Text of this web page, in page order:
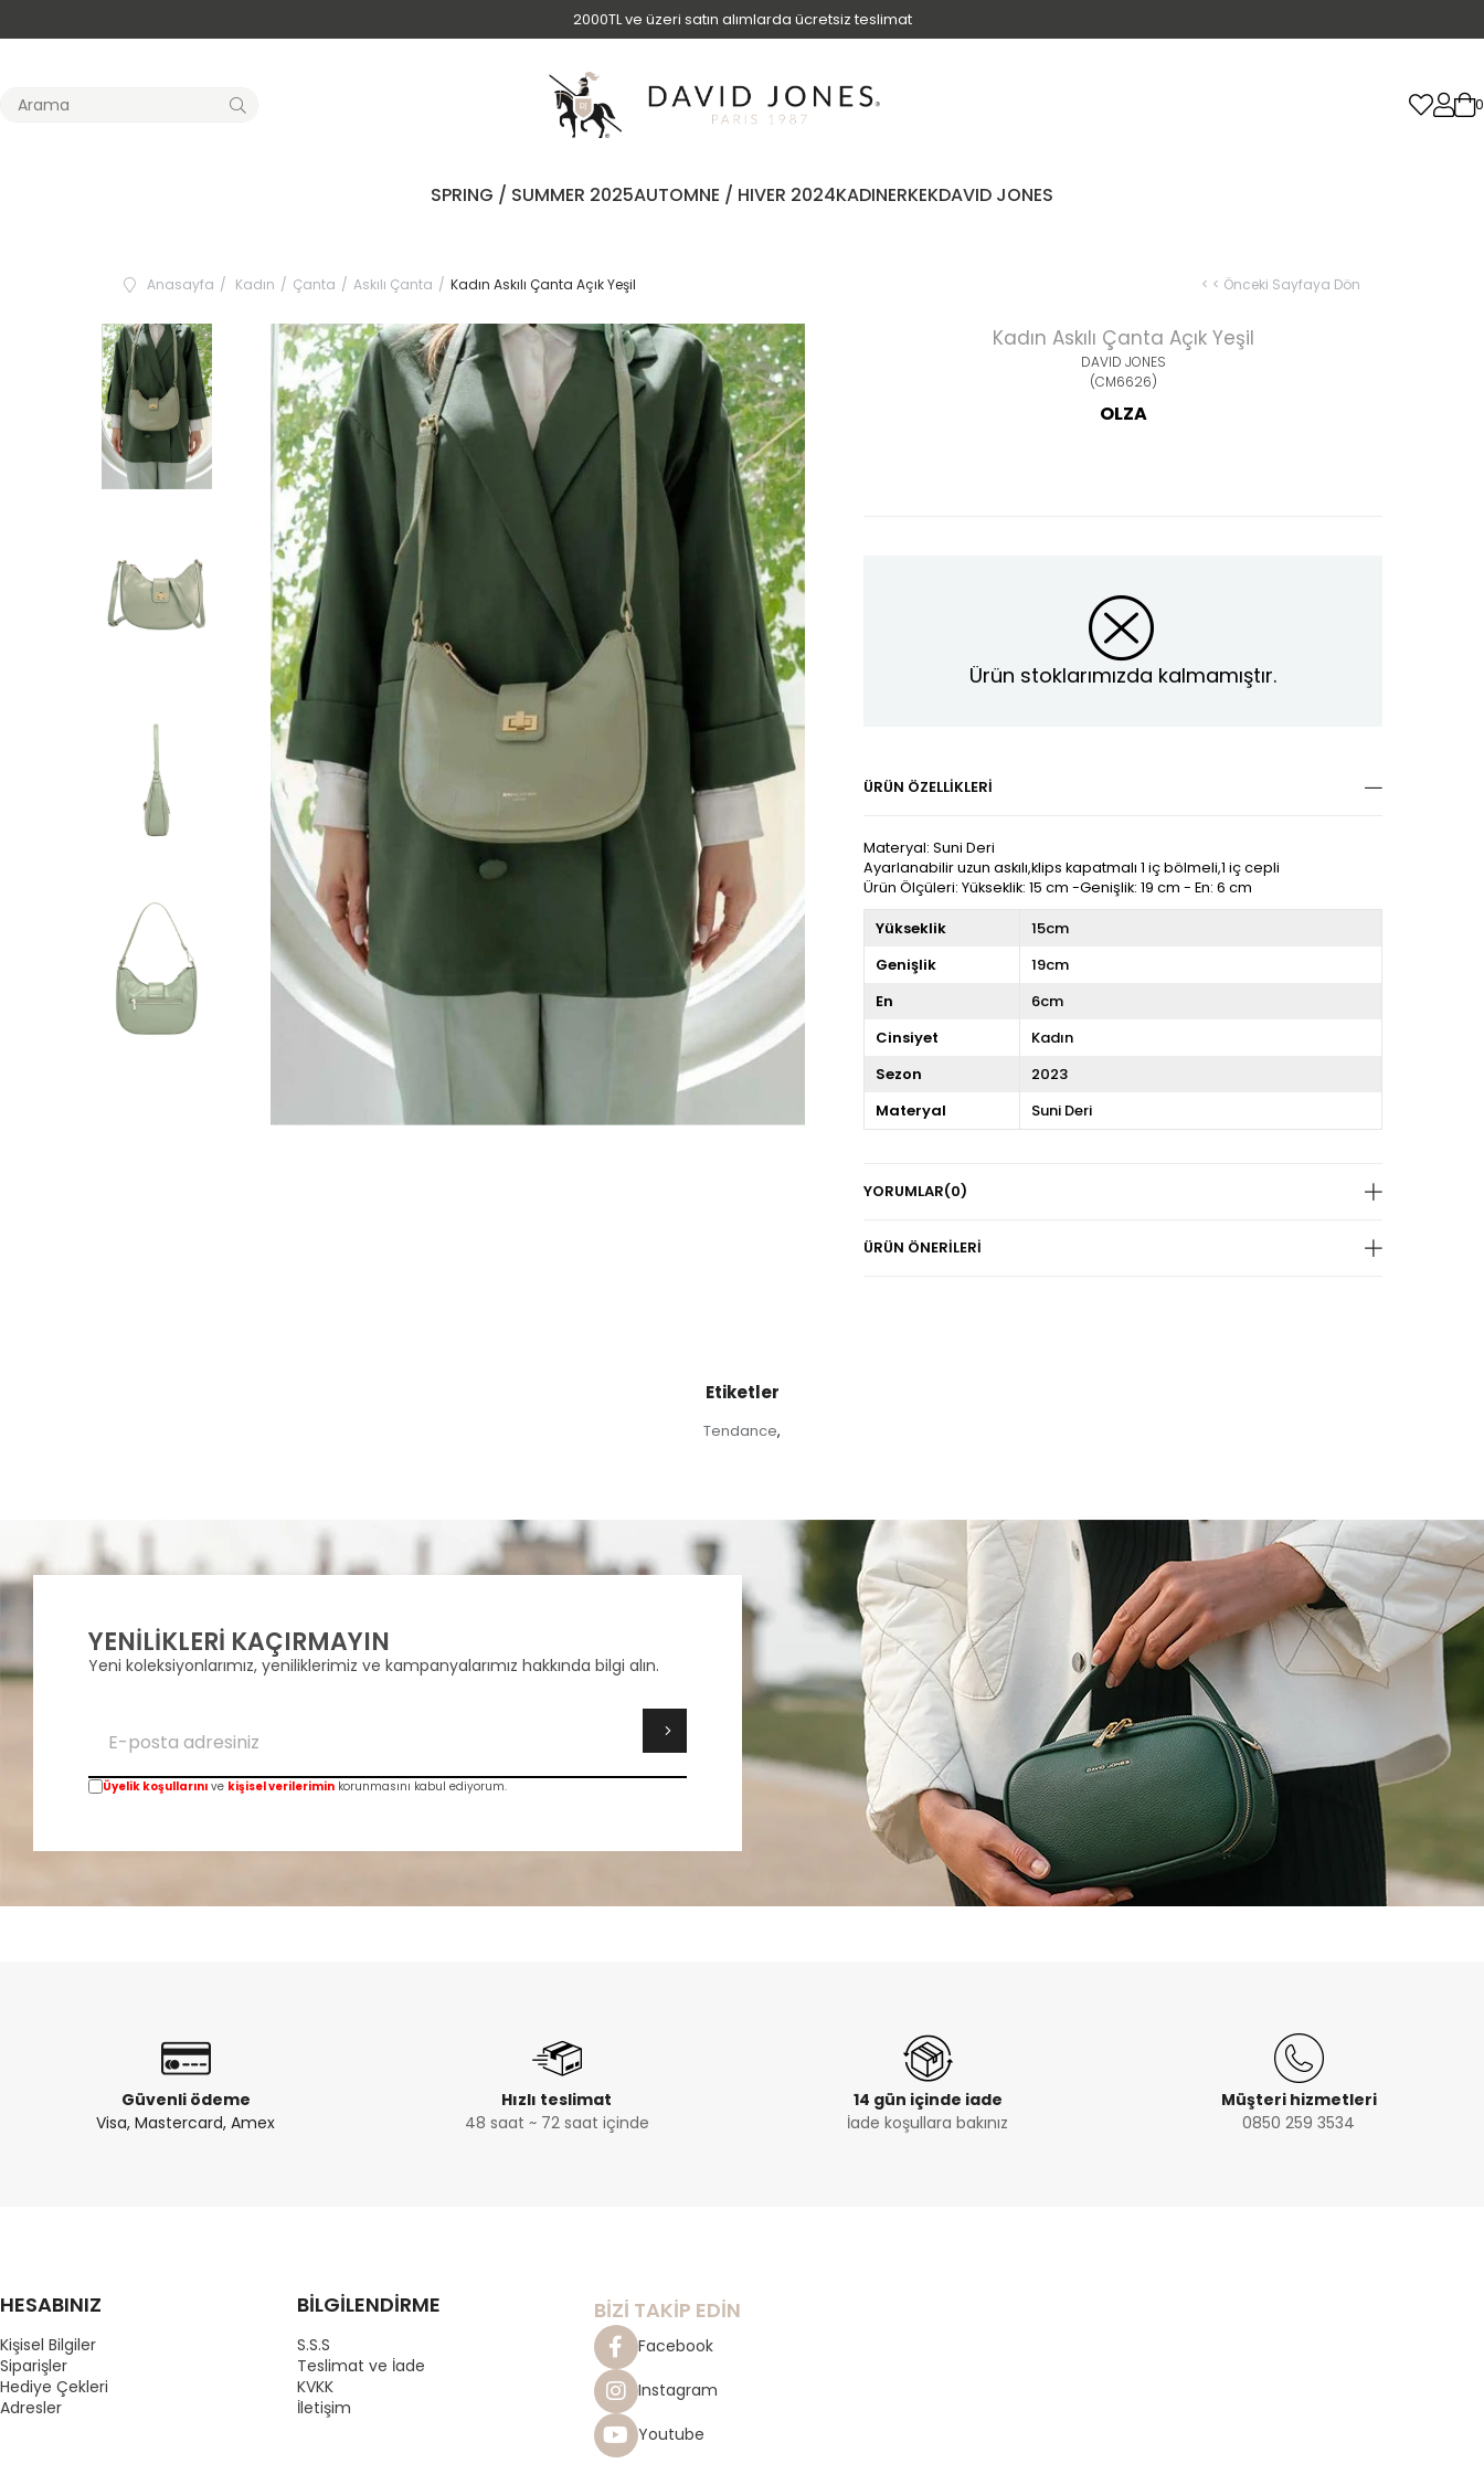
2000TL ve üzeri satın alımlarda ücretsiz teslimat
0
SPRING / SUMMER 2025AUTOMNE / HIVER 2024KADINERKEKDAVID JONES
Anasayfa Kadın Çanta Askılı Çanta Kadın Askılı Çanta Açık Yeşil < < Önceki Sayfaya Dön
Kadın Askılı Çanta Açık Yeşil
DAVID JONES
(CM6626)
OLZA
Ürün stoklarımızda kalmamıştır.
ÜRÜN ÖZELLIKLERI
Materyal: Suni Deri
Ayarlanabilir uzun askılı,klips kapatmalı 1 iç bölmeli,1 iç cepli
Ürün Ölçüleri: Yükseklik: 15 cm -Genişlik: 19 cm - En: 6 cm
Yükseklik
15cm
Genişlik
19cm
En
6cm
Cinsiyet
Kadın
Sezon
2023
Materyal
Suni Deri
YORUMLAR(0)
ÜRÜN ÖNERILERI
Etiketler
Tendance,
YENİLİKLERİ KAÇIRMAYIN
Yeni koleksiyonlarımız, yeniliklerimiz ve kampanyalarımız hakkında bilgi alın.
Üyelik koşullarını ve kişisel verilerimin korunmasını kabul ediyorum.
Güvenli ödeme
Visa, Mastercard, Amex
Hızlı teslimat
48 saat ~ 72 saat içinde
14 gün içinde iade
İade koşullara bakınız
Müşteri hizmetleri
0850 259 3534
HESABINIZ
Kişisel Bilgiler
Siparişler
Hediye Çekleri
Adresler
BİLGİLENDİRME
S.S.S
Teslimat ve İade
KVKK
İletişim
BİZİ TAKİP EDİN
Facebook
Instagram
Youtube